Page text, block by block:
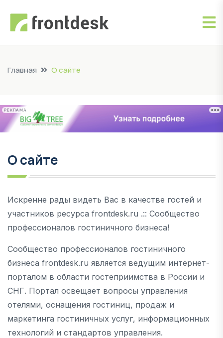
Главная О сайте
РЕКЛАМА
О сайте
Искренне рады видеть Вас в качестве гостей и
участников ресурса frontdesk.ru .:: Сообщество
профессионалов гостиничного бизнеса!
Сообщество профессионалов гостиничного
бизнеса frontdesk.ru является ведущим интернет-
порталом в области гостеприимства в России и
СНГ. Портал освещает вопросы управления
отелями, оснащения гостиниц, продаж и
маркетинга гостиничных услуг, информационных
технологий и стандартов управления.